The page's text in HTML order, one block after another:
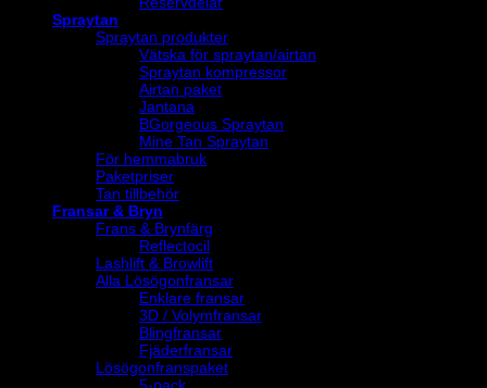
Spraytan
Spraytan produkter
Vätska för spraytan/airtan
Spraytan kompressor
Airtan paket
Jantana
BGorgeous Spraytan
Mine Tan Spraytan
För hemmabruk
Paketpriser
Tan tillbehör
Fransar & Bryn
Frans & Brynfärg
Reflectocil
Lashlift & Browlift
Alla Lösögonfransar
Enklare fransar
3D / Volymfransar
Blingfransar
Fjäderfransar
Lösögonfranspaket